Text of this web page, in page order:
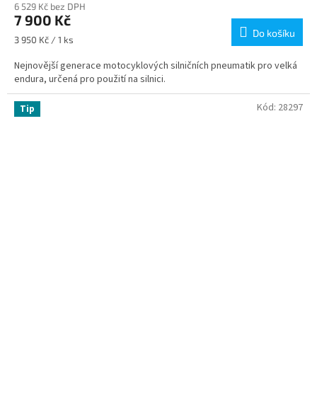
6 529 Kč bez DPH
7 900 Kč
Měrná
3 950 Kč / 1 ks
Do košíku
Nejnovější generace motocyklových silničních pneumatik pro velká
endura, určená pro použití na silnici.
Tip Kód: 28297